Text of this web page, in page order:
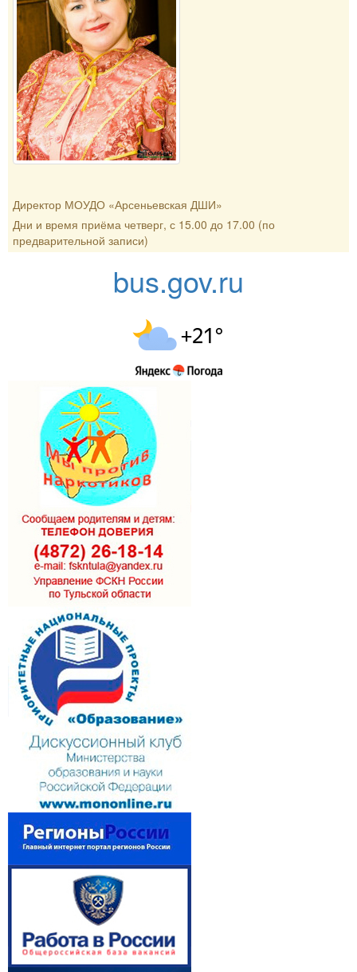
Директор МОУДО «Арсеньевская ДШИ»
Дни и время приёма четверг, с 15.00 до 17.00 (по
предварительной записи)
bus.gov.ru